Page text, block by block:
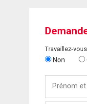
Travaillez-
Non
Nom